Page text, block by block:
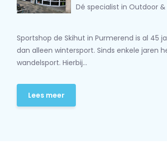
Dé specialist in Outdoor
Sportshop de Skihut in Purmerend is al 45
dan alleen wintersport. Sinds enkele jaren
wandelsport. Hierbij...
Lees meer